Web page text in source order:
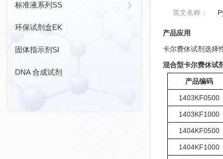
标准液系列SS
环保试剂盒EK
固体指示剂SI
DNA 合成试剂
英文名称：
产品应用
卡尔费休试剂选择
混合型卡尔费休
产品编码
1403KF0500
1403KF1000
1404KF0500
1404KF1000